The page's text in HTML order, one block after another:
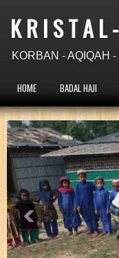
K R I S T A L
KORBAN - AQIQAH
HOME BADAL HAJI